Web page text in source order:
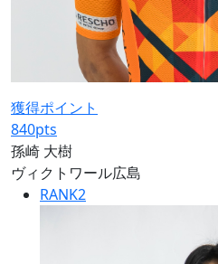
獲得ポイント
840pts
孫崎 大樹
ヴィクトワール広島
RANK2